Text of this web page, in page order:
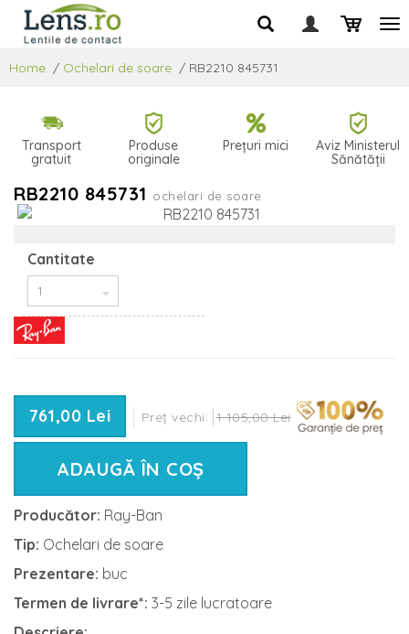
Home / Ochelari de soare / RB2210 845731
Transport
gratuit
Produse
originale
Prețuri mici
Aviz Ministerul
Sănătății
RB2210 845731 ochelari de soare
Cantitate
761,00 Lei Preț vechi: 1 105,00 Lei
ADAUGĂ ÎN COȘ
Producător: Ray-Ban
Tip: Ochelari de soare
Prezentare: buc
Termen de livrare*: 3-5 zile lucratoare